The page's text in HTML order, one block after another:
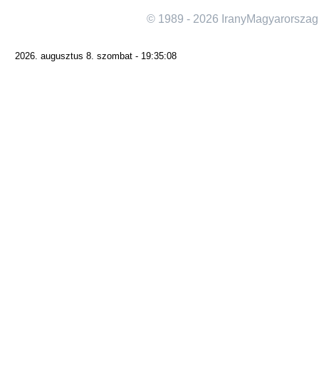
© 1989 - 2026
2026. augusztus 8. szombat - 19:35:08